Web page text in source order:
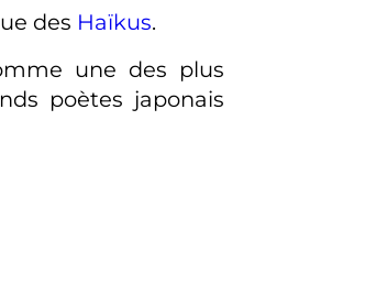
des Haïkus.
une des plus
poètes japonais